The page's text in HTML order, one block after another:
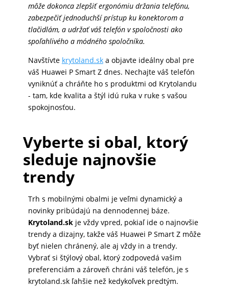
môže dokonca zlepšiť ergonómiu držania telefónu,
zabezpečiť jednoduchší prístup ku konektorom a
tlačidlám, a udržať váš telefón v spoločnosti ako
spoľahlivého a módného spoločníka.
Navštívte krytoland.ska objavte ideálny obal pre
váš Huawei P Smart Z dnes. Nechajte váš telefón
vyniknúť a chráňte ho s produktmi od Krytolandu
- tam, kde kvalita a štýl idú ruka v ruke s vašou
spokojnosťou.
Vyberte si obal, ktorý
sleduje najnovšie
trendy
Trh s mobilnými obalmi je veľmi dynamický a
novinky pribúdajú na dennodennej báze.
Krytoland.skje vždy vpred, pokiaľ ide o najnovšie
trendy a dizajny, takže váš Huawei P Smart Z môže
byť nielen chránený, ale aj vždy in a trendy.
Vybrať si štýlový obal, ktorý zodpovedá vašim
preferenciám a zároveň chráni váš telefón, je s
krytoland.sk ľahšie než kedykoľvek predtým.